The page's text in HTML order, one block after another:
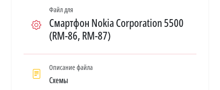
Файл для
Смартфон Nokia Corporation 5500
(RM-86, RM-87)
Описание файла
Схемы